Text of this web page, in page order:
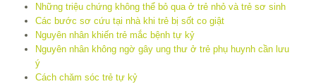
Những triệu chứng không thể bỏ qua ở trẻ nhỏ và trẻ sơ sinh
Các bước sơ cứu tại nhà khi trẻ bị sốt co giật
Nguyên nhân khiến trẻ mắc bệnh tự kỷ
Nguyên nhân không ngờ gây ung thư ở trẻ phụ huynh cần lưu
ý
Cách chăm sóc trẻ tự kỷ